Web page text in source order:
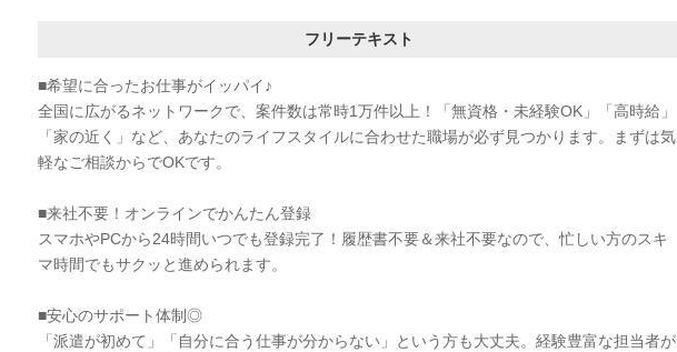
フリーテキスト
■希望に合ったお仕事がイッパイ♪
全国に広がるネットワークで、案件数は常時1万件以上！「無資格・未経験OK」「高時給」
「家の近く」など、あなたのライフスタイルに合わせた職場が必ず見つかります。まずは気
軽なご相談からでOKです。
■来社不要！オンラインでかんたん登録
スマホやPCから24時間いつでも登録完了！履歴書不要＆来社不要なので、忙しい方のスキ
マ時間でもサクッと進められます。
■安心のサポート体制◎
「派遣が初めて」「自分に合う仕事が分からない」という方も大丈夫。経験豊富な担当者が